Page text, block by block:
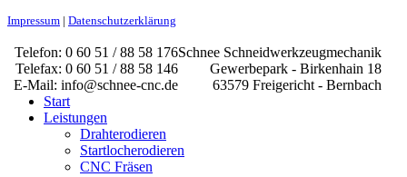
Impressum Datenschutzerklärung
Schnee Schneidwerkzeugmechanik
Gewerbepark - Birkenhain 18
63579 Freigericht - Bernbach
Telefon: 0 60 51 / 88 58 176
Telefax: 0 60 51 / 88 58 146
E-Mail: info@schnee-cnc.de
Start
Leistungen
Drahterodieren
Startlocherodieren
CNC Fräsen